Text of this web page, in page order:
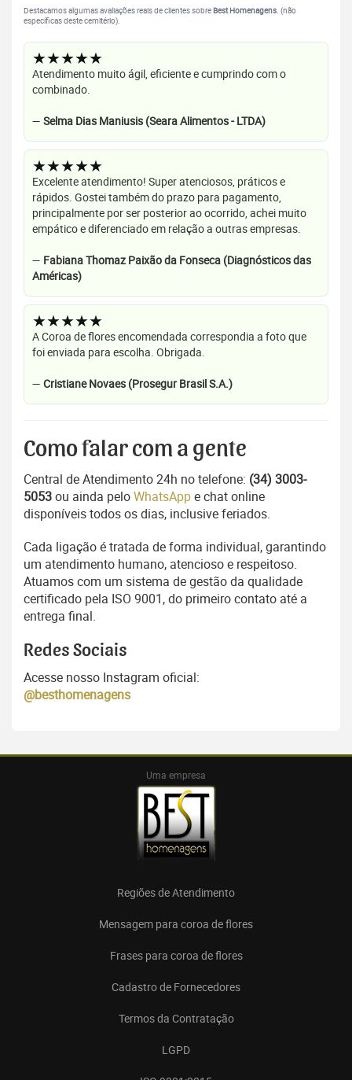
Destacamos algumas avaliações reais de clientes sobreBest Homenagens . (não
específicas deste cemitério).
★★★★★
Atendimento muito ágil, eficiente e cumprindo com o
combinado.
— Selma Dias Maniusis (Seara Alimentos - LTDA)
★★★★★
Excelente atendimento! Super atenciosos, práticos e
rápidos. Gostei também do prazo para pagamento,
principalmente por ser posterior ao ocorrido, achei muito
empático e diferenciado em relação a outras empresas.
— Fabiana Thomaz Paixão da Fonseca (Diagnósticos das
Américas)
★★★★★
A Coroa de flores encomendada correspondia a foto que
foi enviada para escolha. Obrigada.
— Cristiane Novaes (Prosegur Brasil S.A.)
Como falar com a gente
Central de Atendimento 24h no telefone: (34) 3003-
5053ou ainda peloWhatsAppe chat online
disponíveis todos os dias, inclusive feriados.
Cada ligação é tratada de forma individual, garantindo
um atendimento humano, atencioso e respeitoso.
Atuamos com um sistema de gestão da qualidade
certificado pela ISO 9001, do primeiro contato até a
entrega final.
Redes Sociais
Acesse nosso Instagram oficial:
@besthomenagens
Uma empresa
Regiões de Atendimento
Mensagem para coroa de flores
Frases para coroa de flores
Cadastro de Fornecedores
Termos da Contratação
LGPD